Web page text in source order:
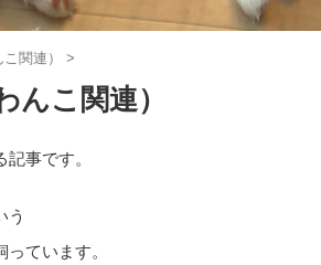
関連） >
んこ関連）
事です。
う
ています。